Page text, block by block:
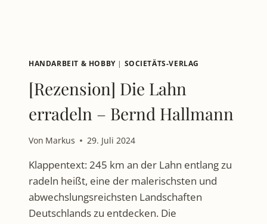
HANDARBEIT & HOBBY| SOCIETÄTS-VERLAG
[Rezension] Die Lahn
erradeln – Bernd Hallmann
Von Markus 29. Juli 2024
Klappentext: 245 km an der Lahn entlang zu
radeln heißt, eine der malerischsten und
abwechslungsreichsten Landschaften
Deutschlands zu entdecken. Die